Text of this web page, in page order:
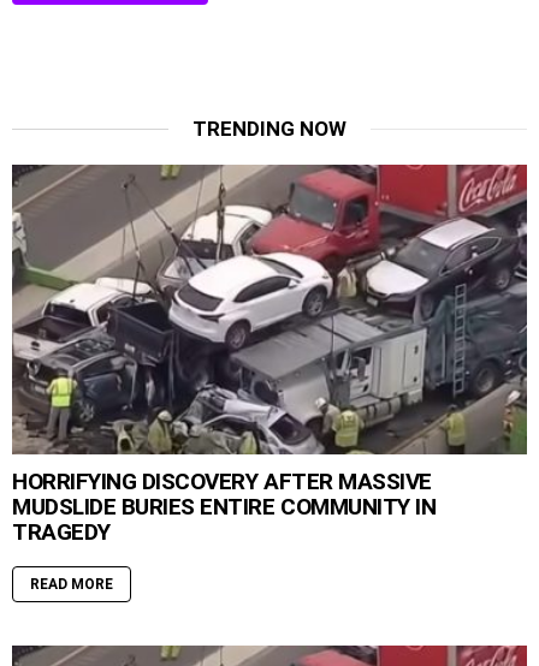
TRENDING NOW
HORRIFYING DISCOVERY AFTER MASSIVE
MUDSLIDE BURIES ENTIRE COMMUNITY IN
TRAGEDY
READ MORE